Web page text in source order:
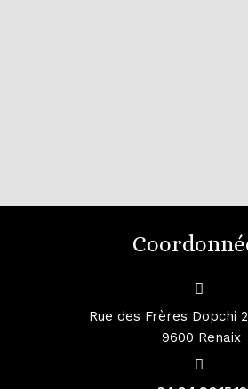
Rue des Frères Dopchi
9600 Renaix